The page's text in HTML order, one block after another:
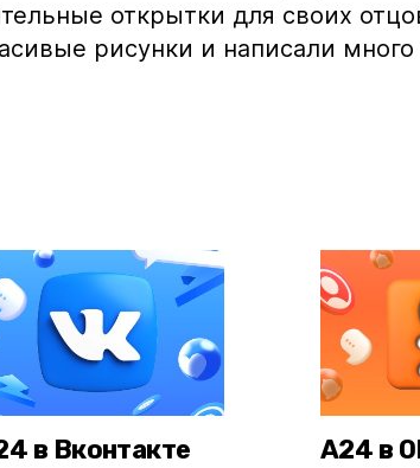
открытки для своих
рисунки и написали
в Вконтакте А24 в